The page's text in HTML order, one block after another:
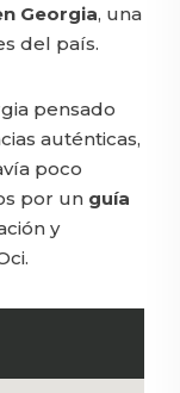
Georgia, una
del país.
pensado
auténticas,
poco
por un guía
y